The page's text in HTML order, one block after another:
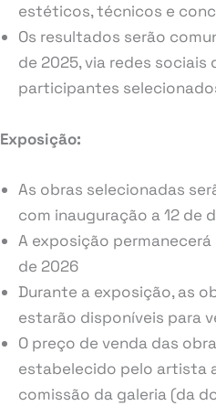
estéticos, técnicos e
Os resultados serão
de 2025, via redes sociais
participantes
Exposição:
As obras selecionadas
com inauguração a 12 de
A exposição
de 2026
Durante a exposição, as
estarão disponíveis para
O preço de venda das
estabelecido pelo artista
comissão da galeria (da